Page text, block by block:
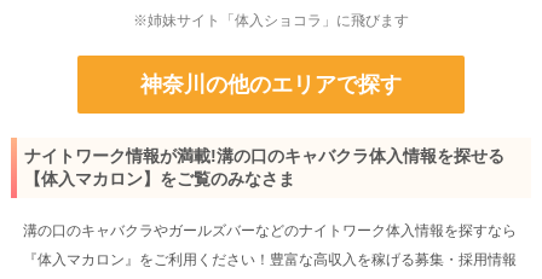
※姉妹サイト「体入ショコラ」に飛びます
神奈川の他のエリアで探す
ナイトワーク情報が満載!溝の口のキャバクラ体入情報を探せる
【体入マカロン】をご覧のみなさま
溝の口のキャバクラやガールズバーなどのナイトワーク体入情報を探すなら
『体入マカロン』をご利用ください！豊富な高収入を稼げる募集・採用情報